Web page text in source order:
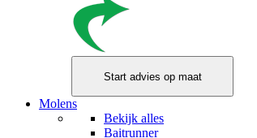
Molens
Bekijk alles
Baitrunner